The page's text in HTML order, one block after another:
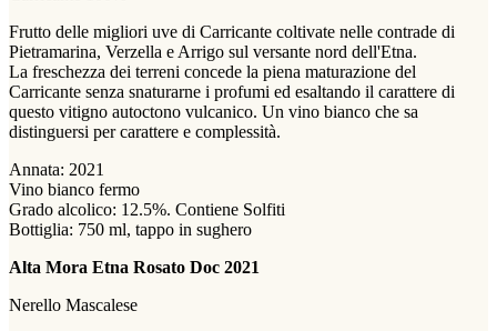
Frutto delle migliori uve di Carricante coltivate nelle contrade di
Pietramarina, Verzella e Arrigo sul versante nord dell'Etna.
La freschezza dei terreni concede la piena maturazione del
Carricante senza snaturarne i profumi ed esaltando il carattere di
questo vitigno autoctono vulcanico. Un vino bianco che sa
distinguersi per carattere e complessità.
Annata: 2021
Vino bianco fermo
Grado alcolico: 12.5%. Contiene Solfiti
Bottiglia: 750 ml, tappo in sughero
Alta Mora Etna Rosato Doc 2021
Nerello Mascalese